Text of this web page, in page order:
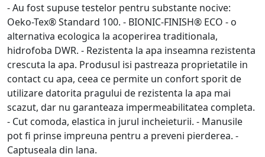
- Au fost supuse testelor pentru substante nocive:
Oeko-Tex® Standard 100. - BIONIC-FINISH® ECO - o
alternativa ecologica la acoperirea traditionala,
hidrofoba DWR. - Rezistenta la apa inseamna rezistenta
crescuta la apa. Produsul isi pastreaza proprietatile in
contact cu apa, ceea ce permite un confort sporit de
utilizare datorita pragului de rezistenta la apa mai
scazut, dar nu garanteaza impermeabilitatea completa.
- Cut comoda, elastica in jurul incheieturii. - Manusile
pot fi prinse impreuna pentru a preveni pierderea. -
Captuseala din lana.